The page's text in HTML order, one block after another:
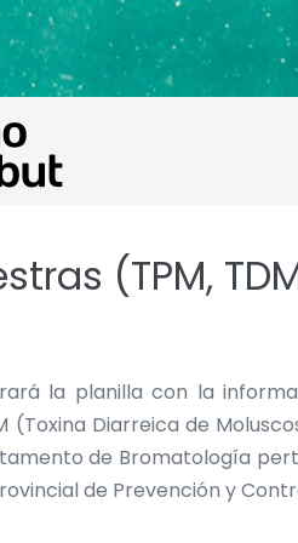
(TPM,
la planilla con la
(Toxina Diarreica de
de Bromatología
de Prevención y